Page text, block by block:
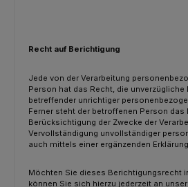
Recht auf Berichtigung
Jede von der Verarbeitung
Person hat das Recht, die unverzügliche
betreffender unrichtiger
Ferner steht der betroffenen Person das
Berücksichtigung der Zwecke der
Vervollständigung unvollständiger
auch mittels einer ergänzenden
Möchten Sie dieses Berichtigungsrecht
können Sie sich hierzu jederzeit an